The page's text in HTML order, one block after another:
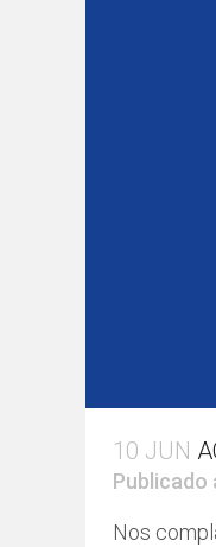
10 JUN
Publicado
Nos